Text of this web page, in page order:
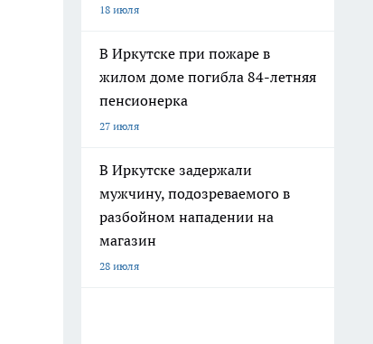
18 июля
В Иркутске при пожаре в
жилом доме погибла 84-летняя
пенсионерка
27 июля
В Иркутске задержали
мужчину, подозреваемого в
разбойном нападении на
магазин
28 июля